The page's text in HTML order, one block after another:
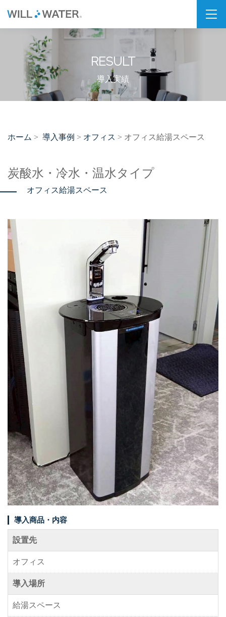
私たちの想い
SDGs
福利厚生
企業情報
拠点・パートナー紹介
製品情報
PSJシリーズ
PSJ-SPARKLING
PSJ-H2
PSJ-BASIC
ADXシリーズ / ADX
PSJ PROFESSIONAL
PSJ SEPARATE TYPE
導入ギャラリー
オフィス
ホテル・旅館・宿泊施設
店舗・サロン・クリニックなど
個人宅
メニュー
事例紹介
メディア掲載情報
お問い合わせ
0120-288-822
RESULT
導入実績
ホーム > 導入事例 > オフィス > オフィス給湯スペース
炭酸水・冷水・温水タイプ
オフィス給湯スペース
導入商品・内容
設置先
オフィス
導入場所
給湯スペース